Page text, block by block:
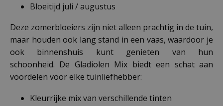
Bloeitijd juli / augustus
Deze zomerbloeiers zijn niet alleen prachtig in de tuin,
maar houden ook lang stand in een vaas, waardoor je
ook binnenshuis kunt genieten van hun
schoonheid. De Gladiolen Mix biedt een schat aan
voordelen voor elke tuinliefhebber:
Kleurrijke mix van verschillende tinten